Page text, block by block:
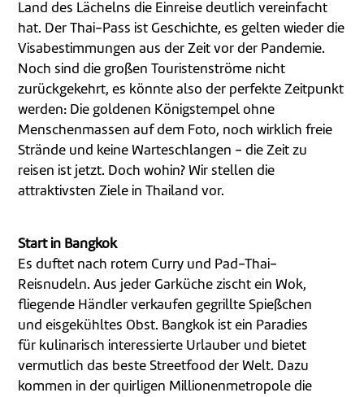
Land des Lächelns die Einreise deutlich vereinfacht
hat. Der Thai-Pass ist Geschichte, es gelten wieder die
Visabestimmungen aus der Zeit vor der Pandemie.
Noch sind die großen Touristenströme nicht
zurückgekehrt, es könnte also der perfekte Zeitpunkt
werden: Die goldenen Königstempel ohne
Menschenmassen auf dem Foto, noch wirklich freie
Strände und keine Warteschlangen - die Zeit zu
reisen ist jetzt. Doch wohin? Wir stellen die
attraktivsten Ziele in Thailand vor.
Start in Bangkok
Es duftet nach rotem Curry und Pad-Thai-
Reisnudeln. Aus jeder Garküche zischt ein Wok,
fliegende Händler verkaufen gegrillte Spießchen
und eisgekühltes Obst. Bangkok ist ein Paradies
für kulinarisch interessierte Urlauber und bietet
vermutlich das beste Streetfood der Welt. Dazu
kommen in der quirligen Millionenmetropole die